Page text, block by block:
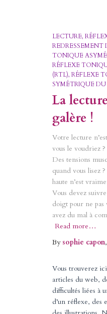
LECTURE
REDRESSEMENT
TONIQUE
RÉFLEXE
(RTL) RÉFLEXE
SYMÉTRIQUE
La
galère !
Votre lecture
vous le voudriez
Des tensions
quand vous lisez
haute n’est
Vous devez
doigt pour ne pas
avez du mal à
Read more…
By sophie capon,
Vous trouverez
articles du web,
difficultés liées à
d’un réflexe, des